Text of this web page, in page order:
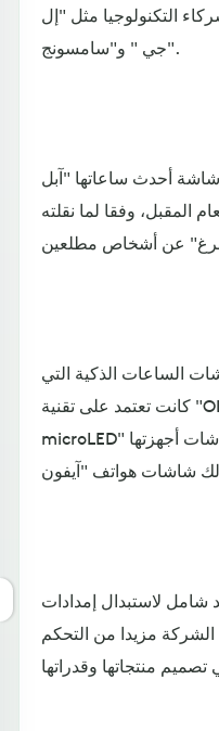
التكنولوجيا مثل "إل
جي " و"سامسونج".
شاشة أحدث ساعاتها "آبل
المقبل، وفقا لما نقلته
الساعات الذكية التي
كانت تعتمد على تقنية "OLED" إلى تقنية حديثة وهي "
microLED" قبل أن تقوم بتحديث كامل شاشات أجهزتها
شامل لاستبدال إمدادات
الشركة مزيدا من التحكم